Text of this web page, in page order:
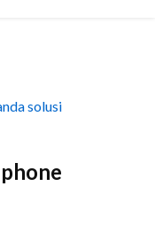
solusi